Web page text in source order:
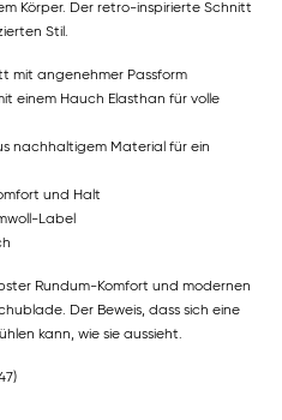
Körper. Der retro-inspirierte Schnitt
Stil.
mit angenehmer Passform
einem Hauch Elasthan für volle
nachhaltigem Material für ein
und Halt
Label
Rundum-Komfort und modernen
Der Beweis, dass sich eine
kann, wie sie aussieht.